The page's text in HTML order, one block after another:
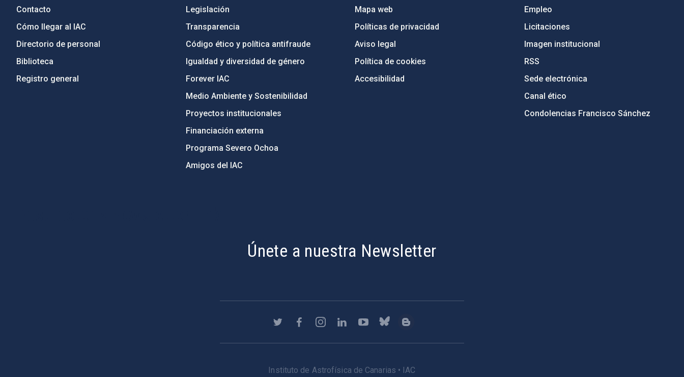
Contacto
Cómo llegar al IAC
Directorio de personal
Biblioteca
Registro general
Legislación
Transparencia
Código ético y política antifraude
Igualdad y diversidad de género
Forever IAC
Medio Ambiente y Sostenibilidad
Proyectos institucionales
Financiación externa
Programa Severo Ochoa
Amigos del IAC
Mapa web
Políticas de privacidad
Aviso legal
Política de cookies
Accesibilidad
Empleo
Licitaciones
Imagen institucional
RSS
Sede electrónica
Canal ético
Condolencias Francisco Sánchez
Únete a nuestra Newsletter
Instituto de Astrofísica de Canarias • IAC